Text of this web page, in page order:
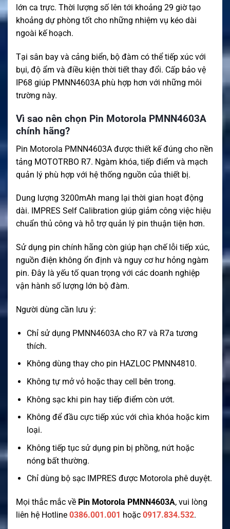
lớn ca trực. Thời lượng số lên tới khoảng 29 giờ tạo
khoảng dự phòng tốt cho những nhiệm vụ kéo dài
ngoài kế hoạch.
Tại sân bay và cảng biển, bộ đàm có thể tiếp xúc với
bụi, độ ẩm và điều kiện thời tiết thay đổi. Cấp bảo vệ
IP68 giúp PMNN4603A phù hợp hơn với những môi
trường này.
Vì sao nên chọn Pin Motorola PMNN4603A
chính hãng?
Pin Motorola PMNN4603A được thiết kế đúng cho nền
tảng MOTOTRBO R7. Ngàm khóa, tiếp điểm và mạch
quản lý phù hợp với hệ thống nguồn của thiết bị.
Dung lượng 3200mAh mang lại thời gian hoạt động
dài. IMPRES Self Calibration giúp giảm công việc hiệu
chuẩn thủ công và hỗ trợ quản lý pin thuận tiện hơn.
Sử dụng pin chính hãng còn giúp hạn chế lỗi tiếp xúc,
nguồn điện không ổn định và nguy cơ hư hỏng ngàm
pin. Đây là yếu tố quan trọng với các doanh nghiệp
vận hành số lượng lớn bộ đàm.
Người dùng cần lưu ý:
Chỉ sử dụng PMNN4603A cho R7 và R7a tương
thích.
Không dùng thay cho pin HAZLOC PMNN4810.
Không tự mở vỏ hoặc thay cell bên trong.
Không sạc khi pin hay tiếp điểm còn ướt.
Không để đầu cực tiếp xúc với chìa khóa hoặc kim
loại.
Không tiếp tục sử dụng pin bị phồng, nứt hoặc
nóng bất thường.
Chỉ dùng bộ sạc IMPRES được Motorola phê duyệt.
Mọi thắc mắc về Pin Motorola PMNN4603A, vui lòng
liên hệ Hotline 0386.001.001 hoặc 0917.834.532.